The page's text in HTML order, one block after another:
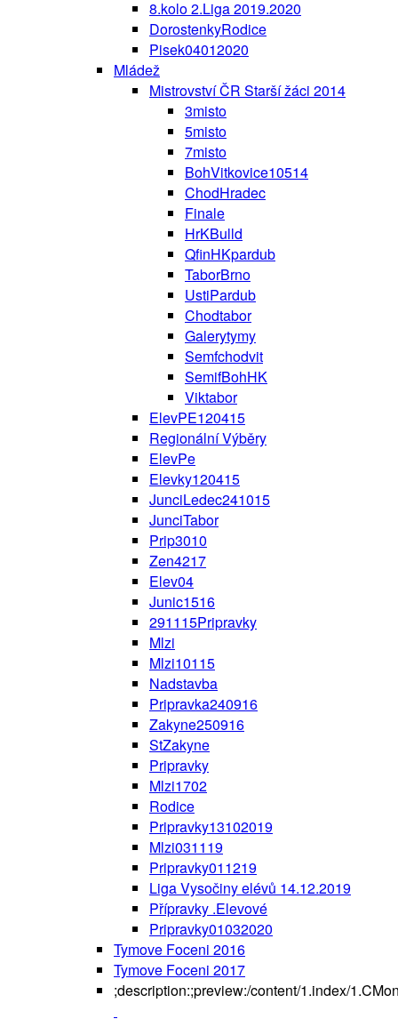
8.kolo 2.Liga 2019.2020
DorostenkyRodice
Pisek04012020
Mládež
Mistrovství ČR Starší žáci 2014
3misto
5misto
7misto
BohVitkovice10514
ChodHradec
Finale
HrKBulld
QfinHKpardub
TaborBrno
UstiPardub
Chodtabor
Galerytymy
Semfchodvit
SemifBohHK
Viktabor
ElevPE120415
Regionální Výběry
ElevPe
Elevky120415
JunciLedec241015
JunciTabor
Prip3010
Zen4217
Elev04
Junic1516
291115Pripravky
Mlzi
Mlzi10115
Nadstavba
Pripravka240916
Zakyne250916
StZakyne
Pripravky
Mlzi1702
Rodice
Pripravky13102019
Mlzi031119
Pripravky011219
Liga Vysočiny elévů 14.12.2019
Přípravky .Elevové
Pripravky01032020
Tymove Foceni 2016
Tymove Foceni 2017
;description:;preview:/content/1.index/